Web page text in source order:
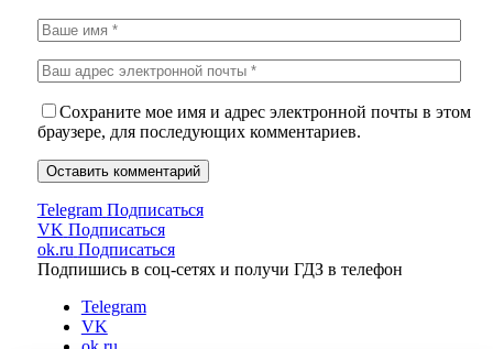
Сохраните мое имя и адрес электронной почты в этом
браузере, для последующих комментариев.
Telegram Подписаться
VK Подписаться
ok.ru Подписаться
Подпишись в соц-сетях и получи ГДЗ в телефон
Telegram
VK